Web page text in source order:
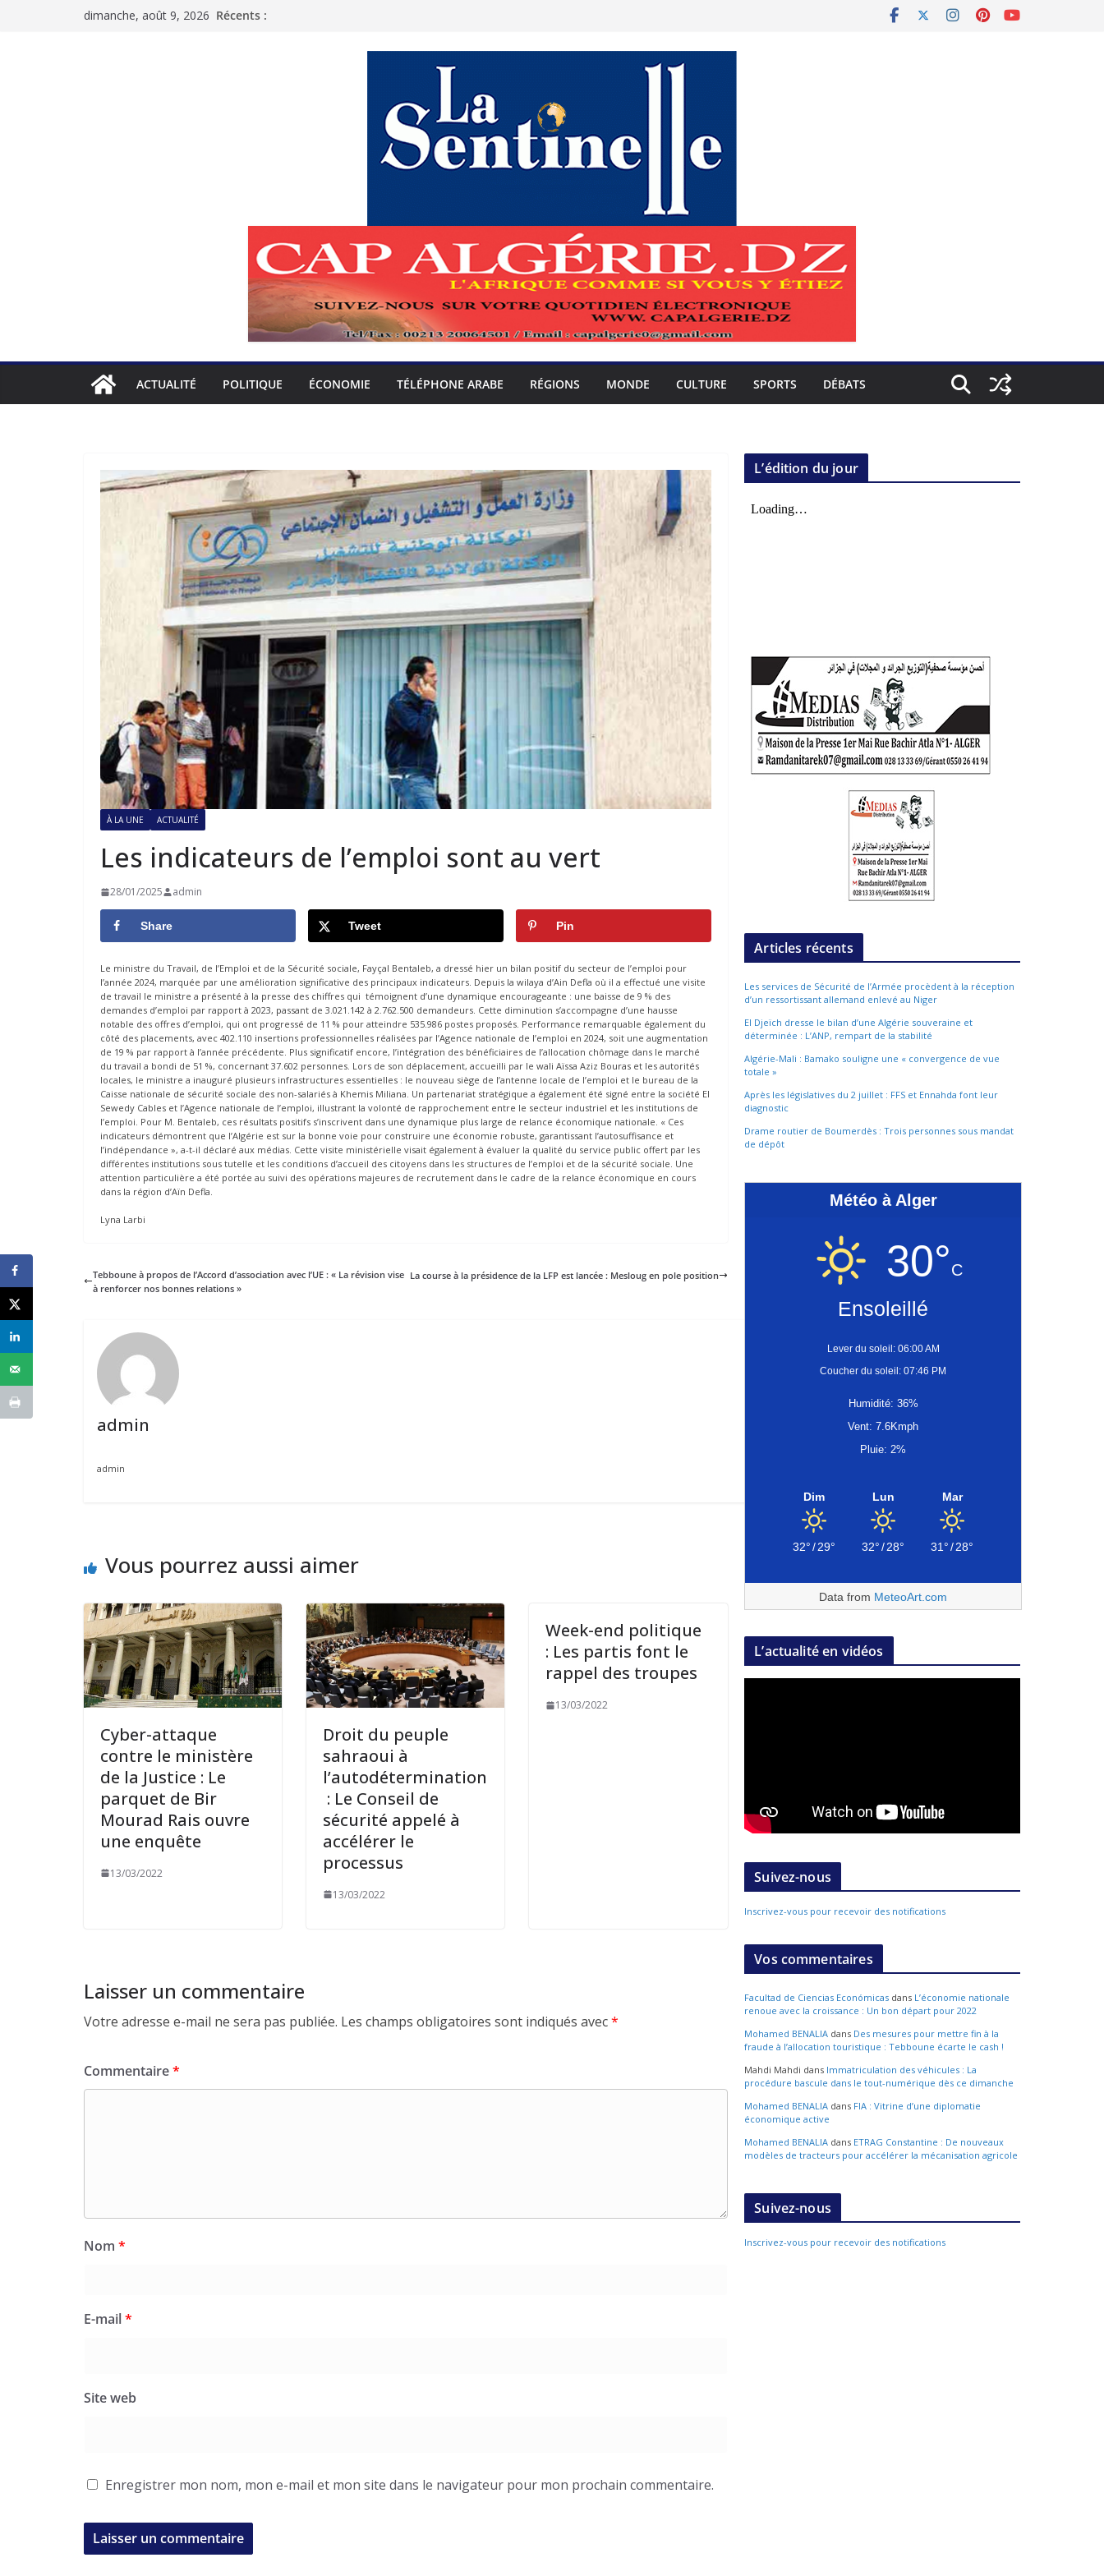
dimanche, août 9, 2026 Récents :
ACTUALITÉ POLITIQUE ÉCONOMIE TÉLÉPHONE ARABE RÉGIONS MONDE CULTURE SPORTS DÉBATS
À LA UNE ACTUALITÉ
Les indicateurs de l’emploi sont au vert
28/01/2025 admin
Share Tweet Pin
Le ministre du Travail, de l’Emploi et de la Sécurité sociale, Fayçal Bentaleb, a dressé hier un bilan positif du secteur de l’emploi pour
l’année 2024, marquée par une amélioration significative des principaux indicateurs. Depuis la wilaya d’Ain Defla où il a effectué une visite
de travail le ministre a présenté à la presse des chiffres qui témoignent d’une dynamique encourageante : une baisse de 9 % des
demandes d’emploi par rapport à 2023, passant de 3.021.142 à 2.762.500 demandeurs. Cette diminution s’accompagne d’une hausse
notable des offres d’emploi, qui ont progressé de 11 % pour atteindre 535.986 postes proposés. Performance remarquable également du
côté des placements, avec 402.110 insertions professionnelles réalisées par l’Agence nationale de l’emploi en 2024, soit une augmentation
de 19 % par rapport à l’année précédente. Plus significatif encore, l’intégration des bénéficiaires de l’allocation chômage dans le marché
du travail a bondi de 51 %, concernant 37.602 personnes. Lors de son déplacement, accueilli par le wali Aïssa Aziz Bouras et les autorités
locales, le ministre a inauguré plusieurs infrastructures essentielles : le nouveau siège de l’antenne locale de l’emploi et le bureau de la
Caisse nationale de sécurité sociale des non-salariés à Khemis Miliana. Un partenariat stratégique a également été signé entre la société El
Sewedy Cables et l’Agence nationale de l’emploi, illustrant la volonté de rapprochement entre le secteur industriel et les institutions de
l’emploi. Pour M. Bentaleb, ces résultats positifs s’inscrivent dans une dynamique plus large de relance économique nationale. « Ces
indicateurs démontrent que l’Algérie est sur la bonne voie pour construire une économie robuste, garantissant l’autosuffisance et
l’indépendance », a-t-il déclaré aux médias. Cette visite ministérielle visait également à évaluer la qualité du service public offert par les
différentes institutions sous tutelle et les conditions d’accueil des citoyens dans les structures de l’emploi et de la sécurité sociale. Une
attention particulière a été portée au suivi des opérations majeures de recrutement dans le cadre de la relance économique en cours
dans la région d’Aïn Defla.
Lyna Larbi
Tebboune à propos de l’Accord d’association avec l’UE : « La révision vise
à renforcer nos bonnes relations »
La course à la présidence de la LFP est lancée : Mesloug en pole position
admin
admin
Vous pourrez aussi aimer
Cyber-attaque
contre le ministère
de la Justice : Le
parquet de Bir
Mourad Rais ouvre
une enquête
13/03/2022
Droit du peuple
sahraoui à
l’autodétermination
: Le Conseil de
sécurité appelé à
accélérer le
processus
13/03/2022
Week-end politique
: Les partis font le
rappel des troupes
13/03/2022
Laisser un commentaire
Votre adresse e-mail ne sera pas publiée. Les champs obligatoires sont indiqués avec*
Commentaire*
Nom *
E-mail*
Site web
Enregistrer mon nom, mon e-mail et mon site dans le navigateur pour mon prochain commentaire.
L’édition du jour
Articles récents
Les services de Sécurité de l’Armée procèdent à la réception
d’un ressortissant allemand enlevé au Niger
El Djeïch dresse le bilan d’une Algérie souveraine et
déterminée : L’ANP, rempart de la stabilité
Algérie-Mali : Bamako souligne une « convergence de vue
totale »
Après les législatives du 2 juillet : FFS et Ennahda font leur
diagnostic
Drame routier de Boumerdès : Trois personnes sous mandat
de dépôt
Météo à Alger
30°C
Ensoleillé
Lever du soleil: 06:00 AM
Coucher du soleil: 07:46 PM
Humidité: 36%
Vent: 7.6Kmph
Pluie: 2%
Dim
32°/29°
Lun
32°/28°
Mar
31°/28°
Data from MeteoArt.com
L’actualité en vidéos
Suivez-nous
Inscrivez-vous pour recevoir des notifications
Vos commentaires
Facultad de Ciencias Económicas dans L’économie nationale
renoue avec la croissance : Un bon départ pour 2022
Mohamed BENALIA dans Des mesures pour mettre fin à la
fraude à l’allocation touristique : Tebboune écarte le cash !
Mahdi Mahdi dans Immatriculation des véhicules : La
procédure bascule dans le tout-numérique dès ce dimanche
Mohamed BENALIA dans FIA : Vitrine d’une diplomatie
économique active
Mohamed BENALIA dans ETRAG Constantine : De nouveaux
modèles de tracteurs pour accélérer la mécanisation agricole
Suivez-nous
Inscrivez-vous pour recevoir des notifications